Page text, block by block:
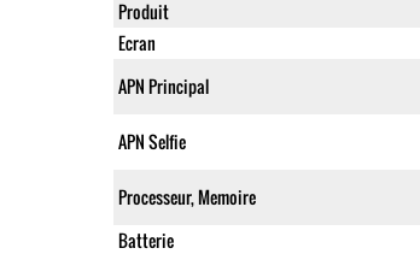
Produit
Ecran
APN Principal
APN Selfie
Processeur, Memoire
Batterie